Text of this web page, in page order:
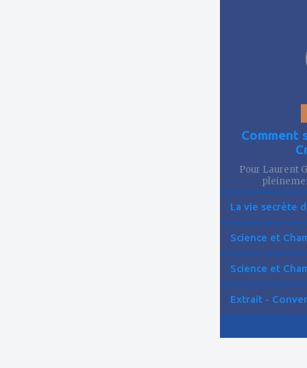
Comment
Pour Laurent
La vie secrète
Science et
Science et
Extrait -